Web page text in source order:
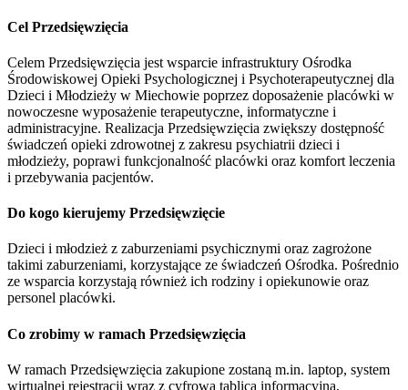
Cel Przedsięwzięcia
Celem Przedsięwzięcia jest wsparcie infrastruktury Ośrodka
Środowiskowej Opieki Psychologicznej i Psychoterapeutycznej dla
Dzieci i Młodzieży w Miechowie poprzez doposażenie placówki w
nowoczesne wyposażenie terapeutyczne, informatyczne i
administracyjne. Realizacja Przedsięwzięcia zwiększy dostępność
świadczeń opieki zdrowotnej z zakresu psychiatrii dzieci i
młodzieży, poprawi funkcjonalność placówki oraz komfort leczenia
i przebywania pacjentów.
Do kogo kierujemy Przedsięwzięcie
Dzieci i młodzież z zaburzeniami psychicznymi oraz zagrożone
takimi zaburzeniami, korzystające ze świadczeń Ośrodka. Pośrednio
ze wsparcia korzystają również ich rodziny i opiekunowie oraz
personel placówki.
Co zrobimy w ramach Przedsięwzięcia
W ramach Przedsięwzięcia zakupione zostaną m.in. laptop, system
wirtualnej rejestracji wraz z cyfrową tablicą informacyjną,